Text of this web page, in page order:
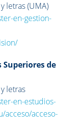
letras (UMA)
en-gestion-
de
letras
en-estudios-
acceso/acceso-